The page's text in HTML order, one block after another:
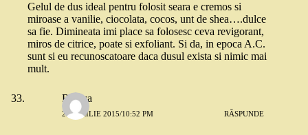
Gelul de dus ideal pentru folosit seara e cremos si
miroase a vanilie, ciocolata, cocos, unt de shea….dulce
sa fie. Dimineata imi place sa folosesc ceva revigorant,
miros de citrice, poate si exfoliant. Si da, in epoca A.C.
sunt si eu recunoscatoare daca dusul exista si nimic mai
mult.
Raluca
23 APRILIE 2015/10:52 PM RĂSPUNDE